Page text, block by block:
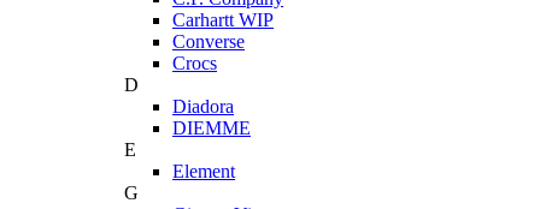
Carhartt WIP
Converse
Crocs
D
Diadora
DIEMME
E
Element
G